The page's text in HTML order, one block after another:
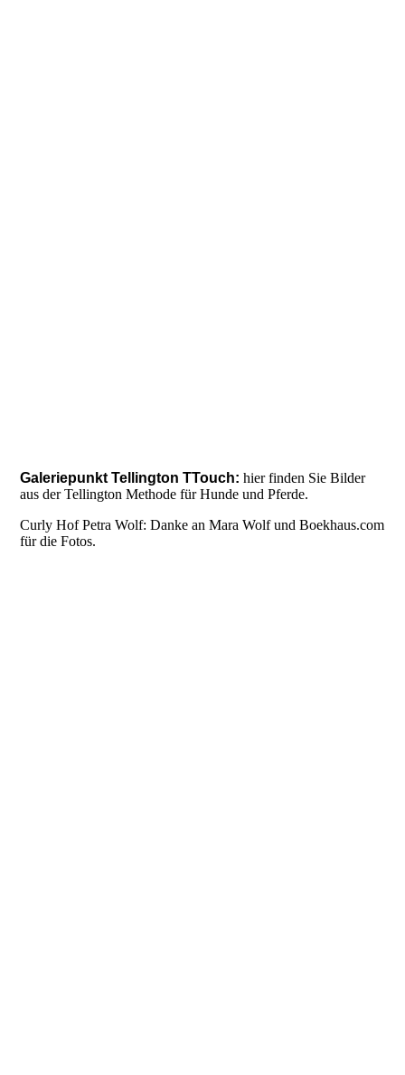
Galeriepunkt Tellington TTouch: hier finden Sie Bilder
aus der Tellington Methode für Hunde und Pferde.
Curly Hof Petra Wolf: Danke an Mara Wolf und Boekhaus.com
für die Fotos.